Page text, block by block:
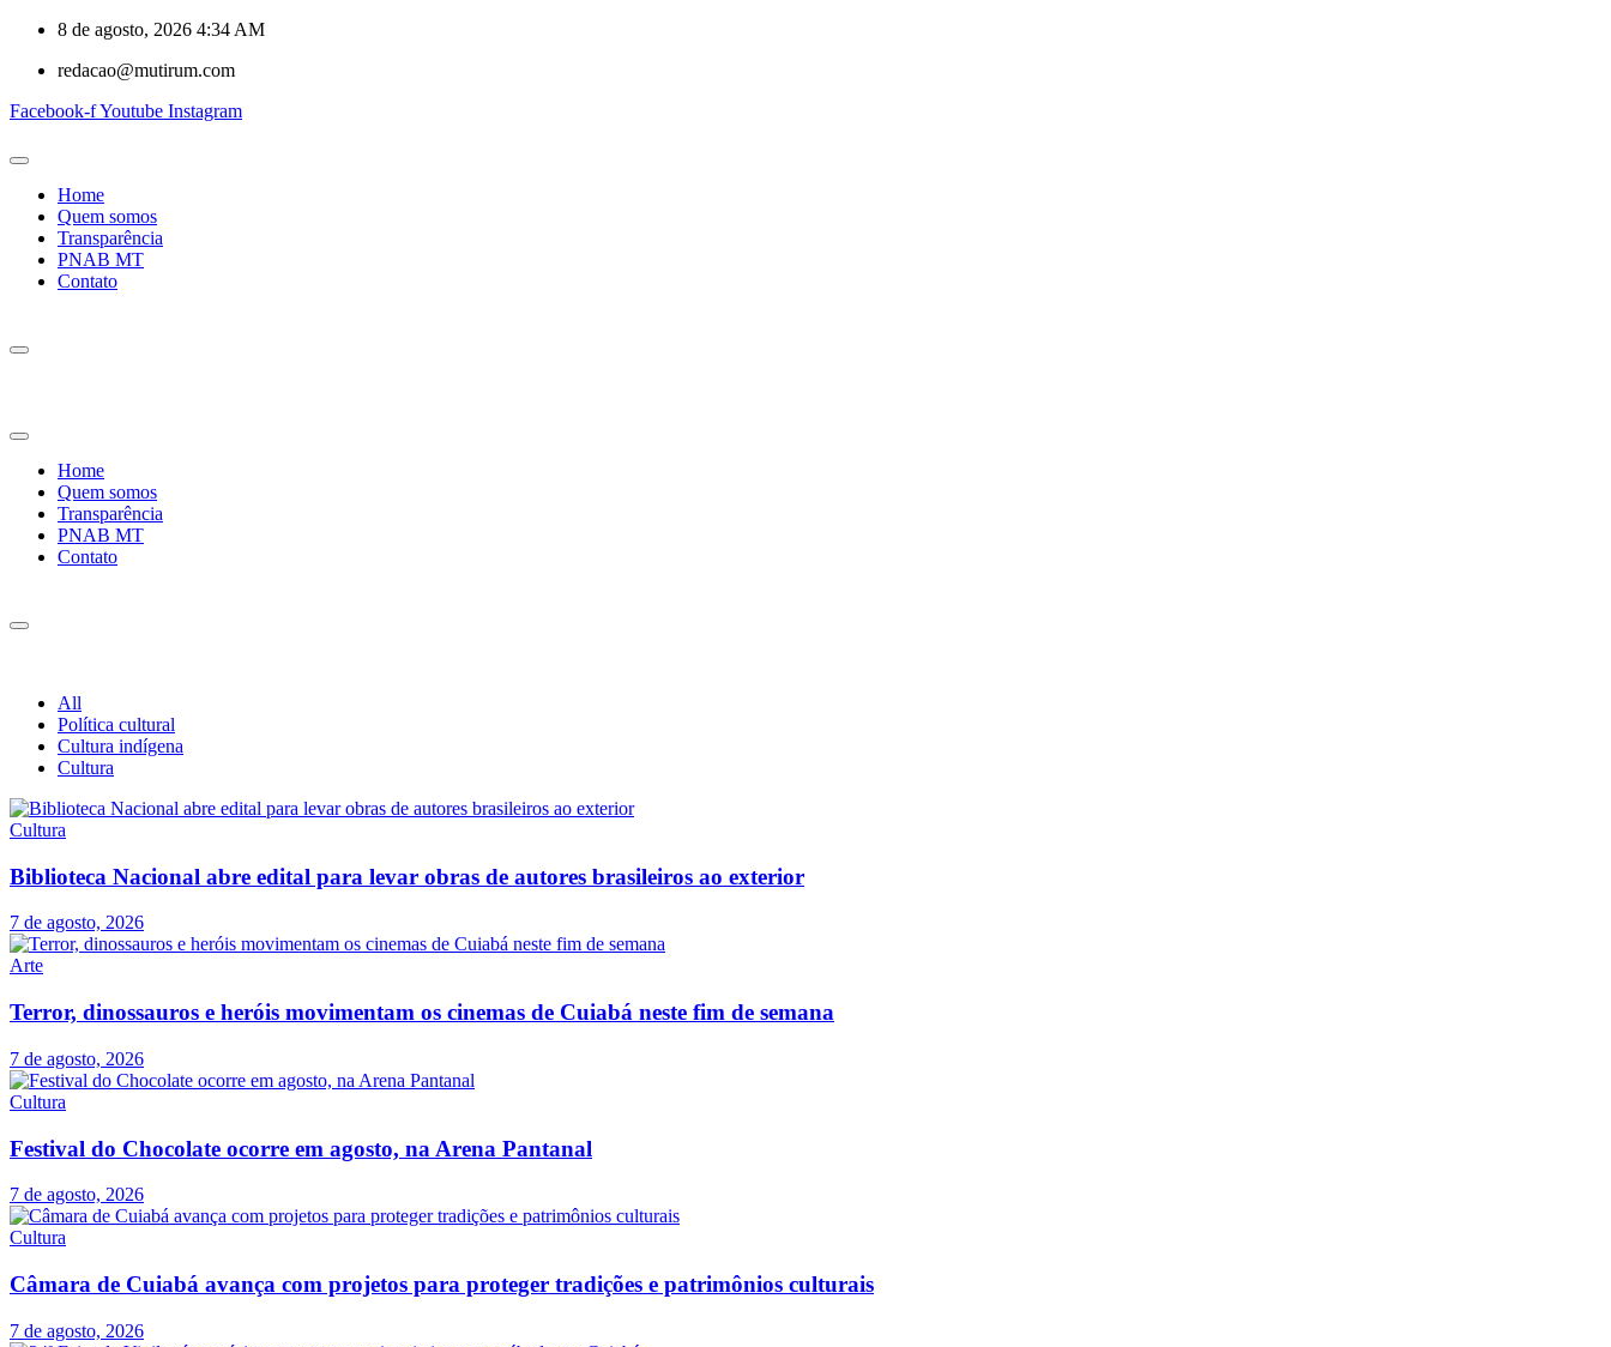
8 de agosto, 2026 4:34 AM
redacao@mutirum.com
Facebook-fYoutube Instagram
Home
Quem somos
Transparência
PNAB MT
Contato
Home
Quem somos
Transparência
PNAB MT
Contato
All
Política cultural
Cultura indígena
Cultura
Cultura
Biblioteca Nacional abre edital para levar obras de autores brasileiros ao exterior
7 de agosto, 2026
Arte
Terror, dinossauros e heróis movimentam os cinemas de Cuiabá neste fim de semana
7 de agosto, 2026
Cultura
Festival do Chocolate ocorre em agosto, na Arena Pantanal
7 de agosto, 2026
Cultura
Câmara de Cuiabá avança com projetos para proteger tradições e patrimônios culturais
7 de agosto, 2026